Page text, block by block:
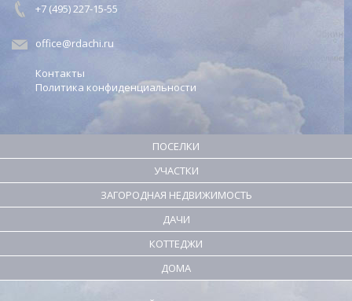
Яковлево,
территория
301002
Россия,
+7
(495)
60
ПОСЕЛКИ
УЧАСТКИ
ЗАГОРОДНАЯ НЕДВИЖИМОСТЬ
ДАЧИ
КОТТЕДЖИ
ДОМА
+7 (495) 227-15-55
office@rdachi.ru
Контакты
Политика конфиденциальности